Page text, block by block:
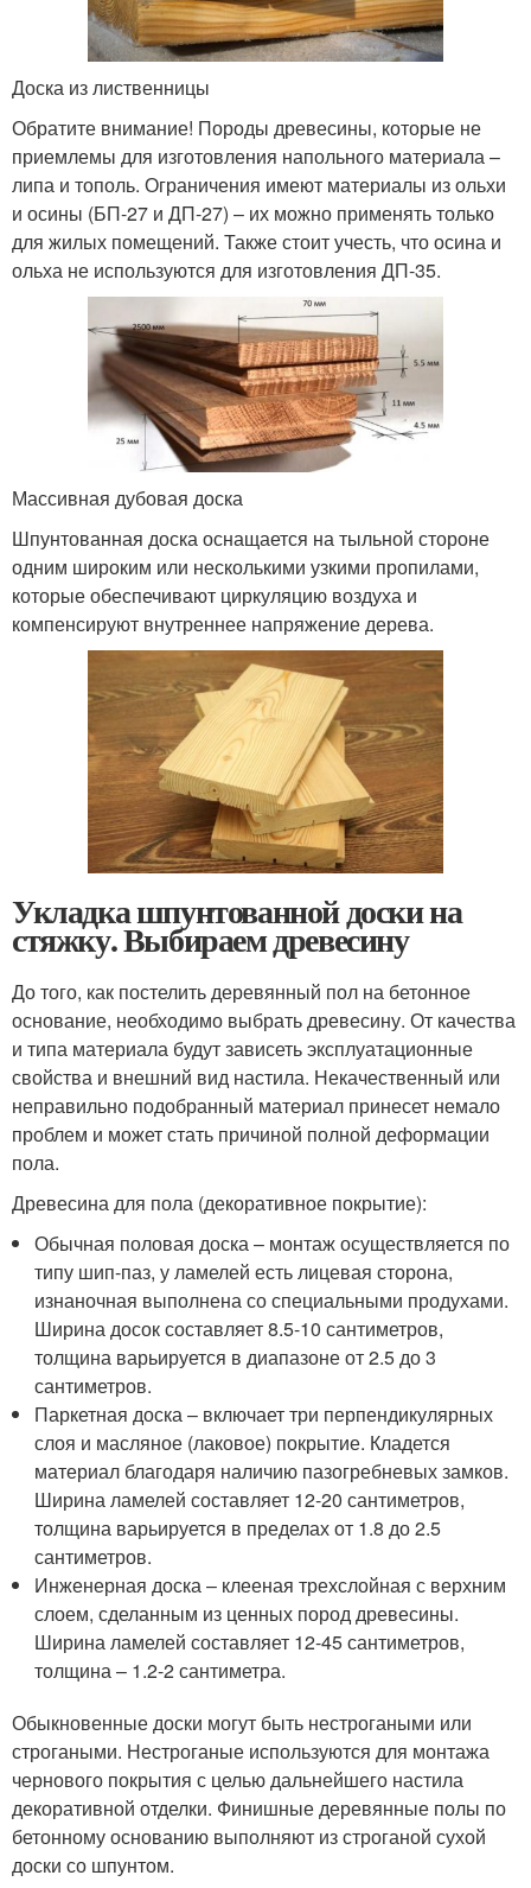
Доска из лиственницы
Обратите внимание! Породы древесины, которые не
приемлемы для изготовления напольного материала –
липа и тополь. Ограничения имеют материалы из ольхи
и осины (БП-27 и ДП-27) – их можно применять только
для жилых помещений. Также стоит учесть, что осина и
ольха не используются для изготовления ДП-35.
Массивная дубовая доска
Шпунтованная доска оснащается на тыльной стороне
одним широким или несколькими узкими пропилами,
которые обеспечивают циркуляцию воздуха и
компенсируют внутреннее напряжение дерева.
Укладка шпунтованной доски на
стяжку. Выбираем древесину
До того, как постелить деревянный пол на бетонное
основание, необходимо выбрать древесину. От качества
и типа материала будут зависеть эксплуатационные
свойства и внешний вид настила. Некачественный или
неправильно подобранный материал принесет немало
проблем и может стать причиной полной деформации
пола.
Древесина для пола (декоративное покрытие):
Обычная половая доска – монтаж осуществляется по
типу шип-паз, у ламелей есть лицевая сторона,
изнаночная выполнена со специальными продухами.
Ширина досок составляет 8.5-10 сантиметров,
толщина варьируется в диапазоне от 2.5 до 3
сантиметров.
Паркетная доска – включает три перпендикулярных
слоя и масляное (лаковое) покрытие. Кладется
материал благодаря наличию пазогребневых замков.
Ширина ламелей составляет 12-20 сантиметров,
толщина варьируется в пределах от 1.8 до 2.5
сантиметров.
Инженерная доска – клееная трехслойная с верхним
слоем, сделанным из ценных пород древесины.
Ширина ламелей составляет 12-45 сантиметров,
толщина – 1.2-2 сантиметра.
Обыкновенные доски могут быть нестрогаными или
строгаными. Нестроганые используются для монтажа
чернового покрытия с целью дальнейшего настила
декоративной отделки. Финишные деревянные полы по
бетонному основанию выполняют из строганой сухой
доски со шпунтом.